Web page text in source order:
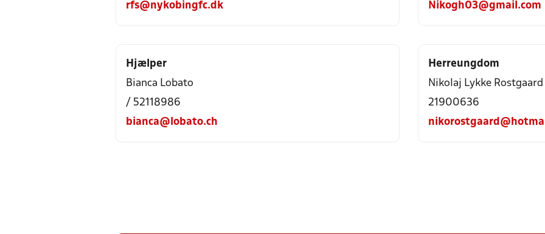
rfs@nykobingfc.dk
Nikogh03@gmail.com
Hjælper
Bianca Lobato
/ 52118986
bianca@lobato.ch
Herreungdom
Nikolaj Lykke
21900636